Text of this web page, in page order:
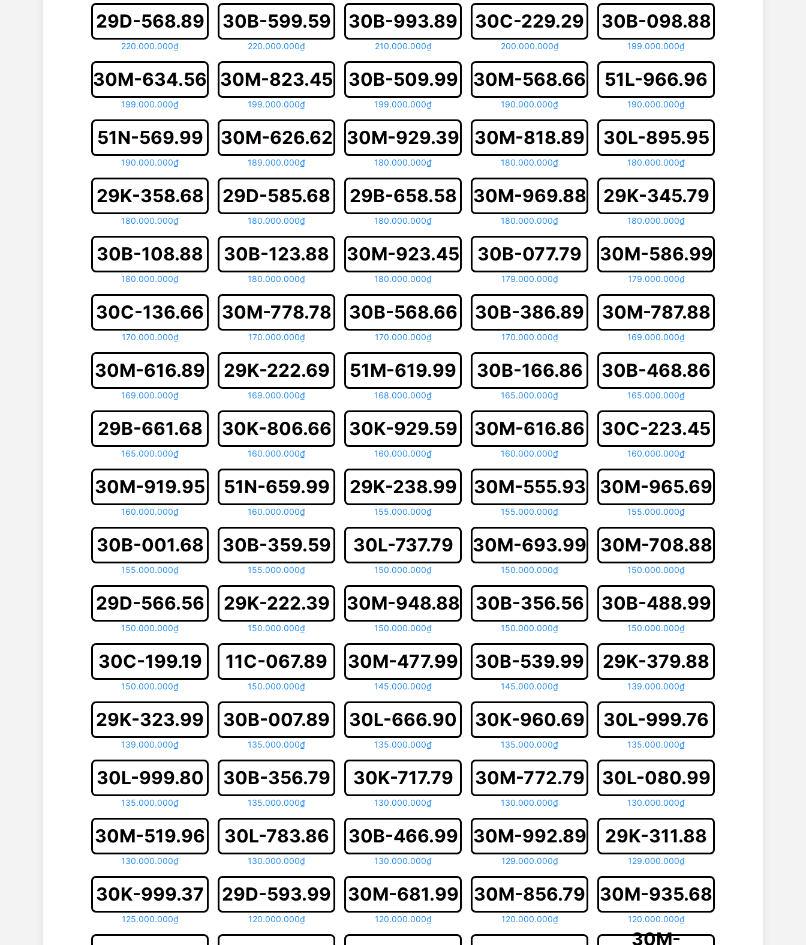
29D-568.89
220.000.000₫
30B-599.59
220.000.000₫
30B-993.89
210.000.000₫
30C-229.29
200.000.000₫
30B-098.88
199.000.000₫
30M-634.56
199.000.000₫
30M-823.45
199.000.000₫
30B-509.99
199.000.000₫
30M-568.66
190.000.000₫
51L-966.96
190.000.000₫
51N-569.99
190.000.000₫
30M-626.62
189.000.000₫
30M-929.39
180.000.000₫
30M-818.89
180.000.000₫
30L-895.95
180.000.000₫
29K-358.68
180.000.000₫
29D-585.68
180.000.000₫
29B-658.58
180.000.000₫
30M-969.88
180.000.000₫
29K-345.79
180.000.000₫
30B-108.88
180.000.000₫
30B-123.88
180.000.000₫
30M-923.45
180.000.000₫
30B-077.79
179.000.000₫
30M-586.99
179.000.000₫
30C-136.66
170.000.000₫
30M-778.78
170.000.000₫
30B-568.66
170.000.000₫
30B-386.89
170.000.000₫
30M-787.88
169.000.000₫
30M-616.89
169.000.000₫
29K-222.69
169.000.000₫
51M-619.99
168.000.000₫
30B-166.86
165.000.000₫
30B-468.86
165.000.000₫
29B-661.68
165.000.000₫
30K-806.66
160.000.000₫
30K-929.59
160.000.000₫
30M-616.86
160.000.000₫
30C-223.45
160.000.000₫
30M-919.95
160.000.000₫
51N-659.99
160.000.000₫
29K-238.99
155.000.000₫
30M-555.93
155.000.000₫
30M-965.69
155.000.000₫
30B-001.68
155.000.000₫
30B-359.59
155.000.000₫
30L-737.79
150.000.000₫
30M-693.99
150.000.000₫
30M-708.88
150.000.000₫
29D-566.56
150.000.000₫
29K-222.39
150.000.000₫
30M-948.88
150.000.000₫
30B-356.56
150.000.000₫
30B-488.99
150.000.000₫
30C-199.19
150.000.000₫
11C-067.89
150.000.000₫
30M-477.99
145.000.000₫
30B-539.99
145.000.000₫
29K-379.88
139.000.000₫
29K-323.99
139.000.000₫
30B-007.89
135.000.000₫
30L-666.90
135.000.000₫
30K-960.69
135.000.000₫
30L-999.76
135.000.000₫
30L-999.80
135.000.000₫
30B-356.79
135.000.000₫
30K-717.79
130.000.000₫
30M-772.79
130.000.000₫
30L-080.99
130.000.000₫
30M-519.96
130.000.000₫
30L-783.86
130.000.000₫
30B-466.99
130.000.000₫
30M-992.89
129.000.000₫
29K-311.88
129.000.000₫
30K-999.37
125.000.000₫
29D-593.99
120.000.000₫
30M-681.99
120.000.000₫
30M-856.79
120.000.000₫
30M-935.68
120.000.000₫
30M-